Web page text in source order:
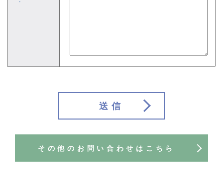
※
送信
その他のお問い合わせはこちら